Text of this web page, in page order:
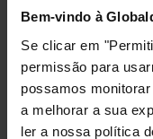
Bem-vindo à
Se clicar em
permissão para
possamos
a melhorar a sua
ler a nossa política
Profundidade da
Altura da
Peso da